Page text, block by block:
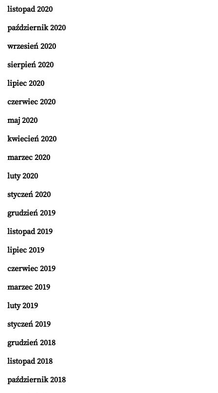
listopad 2020
październik 2020
wrzesień 2020
sierpień 2020
lipiec 2020
czerwiec 2020
maj 2020
kwiecień 2020
marzec 2020
luty 2020
styczeń 2020
grudzień 2019
listopad 2019
lipiec 2019
czerwiec 2019
marzec 2019
luty 2019
styczeń 2019
grudzień 2018
listopad 2018
październik 2018